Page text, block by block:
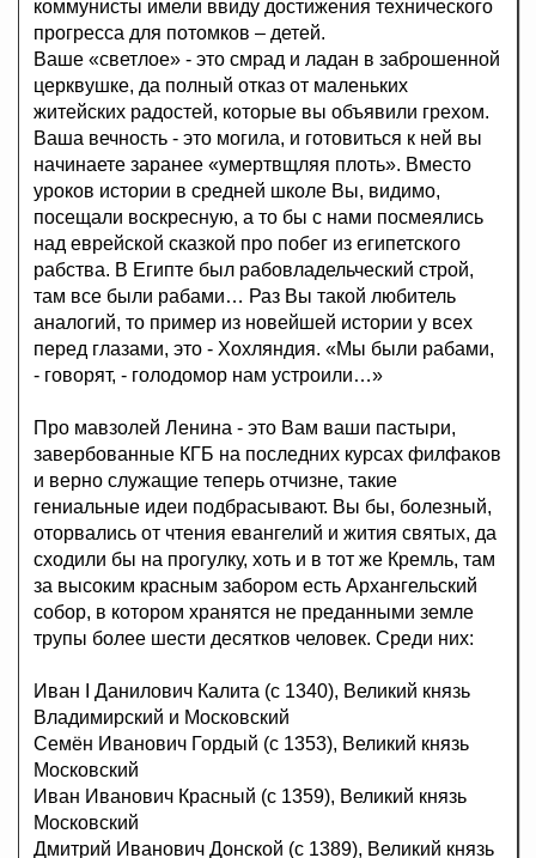
коммунисты имели ввиду достижения технического
прогресса для потомков – детей.
Ваше «светлое» - это смрад и ладан в заброшенной
церквушке, да полный отказ от маленьких
житейских радостей, которые вы объявили грехом.
Ваша вечность - это могила, и готовиться к ней вы
начинаете заранее «умертвщляя плоть». Вместо
уроков истории в средней школе Вы, видимо,
посещали воскресную, а то бы с нами посмеялись
над еврейской сказкой про побег из египетского
рабства. В Египте был рабовладельческий строй,
там все были рабами… Раз Вы такой любитель
аналогий, то пример из новейшей истории у всех
перед глазами, это - Хохляндия. «Мы были рабами,
- говорят, - голодомор нам устроили…»
Про мавзолей Ленина - это Вам ваши пастыри,
завербованные КГБ на последних курсах филфаков
и верно служащие теперь отчизне, такие
гениальные идеи подбрасывают. Вы бы, болезный,
оторвались от чтения евангелий и жития святых, да
сходили бы на прогулку, хоть и в тот же Кремль, там
за высоким красным забором есть Архангельский
собор, в котором хранятся не преданными земле
трупы более шести десятков человек. Среди них:
Иван I Данилович Калита (с 1340), Великий князь
Владимирский и Московский
Семён Иванович Гордый (с 1353), Великий князь
Московский
Иван Иванович Красный (с 1359), Великий князь
Московский
Дмитрий Иванович Донской (с 1389), Великий князь